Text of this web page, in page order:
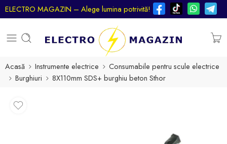
ELECTRO MAGAZIN – Alege lumina potrivită!
Acasă Instrumente electrice
Consumabile pentru scule electrice
Burghiuri
8X110mm SDS+ burghiu beton Sthor